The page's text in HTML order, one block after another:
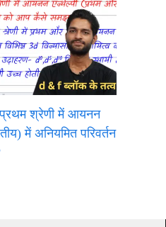
श्रेणी में आयनन
में अनियमित परिवर्तन